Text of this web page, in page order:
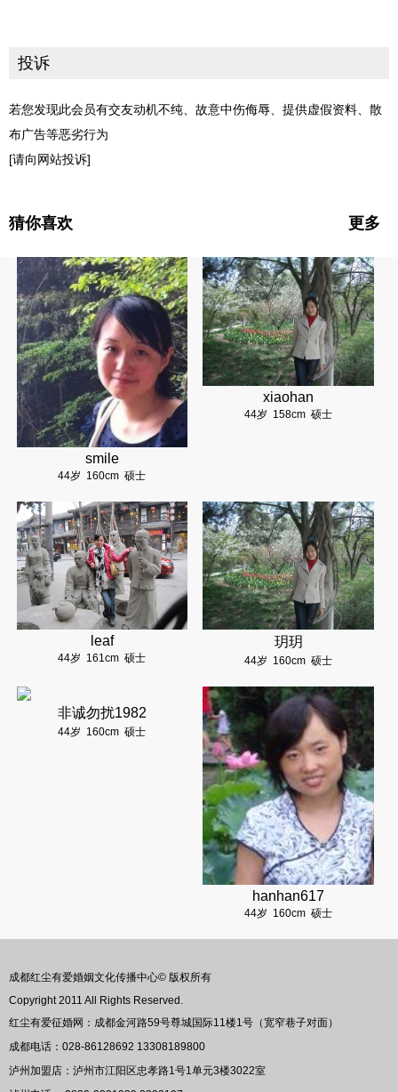
投诉
若您发现此会员有交友动机不纯、故意中伤侮辱、提供虚假资料、散
布广告等恶劣行为
[请向网站投诉]
猜你喜欢 更多
smile
44岁 160cm 硕士
xiaohan
44岁 158cm 硕士
leaf
44岁 161cm 硕士
玥玥
44岁 160cm 硕士
非诚勿扰1982
44岁 160cm 硕士
hanhan617
44岁 160cm 硕士
成都红尘有爱婚姻文化传播中心© 版权所有
Copyright 2011 All Rights Reserved.
红尘有爱征婚网：成都金河路59号尊城国际11楼1号（宽窄巷子对面）
成都电话：028-86128692 13308189800
泸州加盟店：泸州市江阳区忠孝路1号1单元3楼3022室